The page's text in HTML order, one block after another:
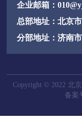
企业邮箱：
总部地址：北京
分部地址：济南
Copyright © 2022 北
备案